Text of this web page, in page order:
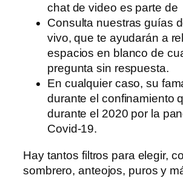
chat de video es parte de
Consulta nuestras guías
vivo, que te ayudarán a
espacios en blanco de
pregunta sin respuesta.
En cualquier caso, su
durante el confinamiento
durante el 2020 por la
Covid-19.
Hay tantos filtros para elegir,
sombrero, anteojos, puros y